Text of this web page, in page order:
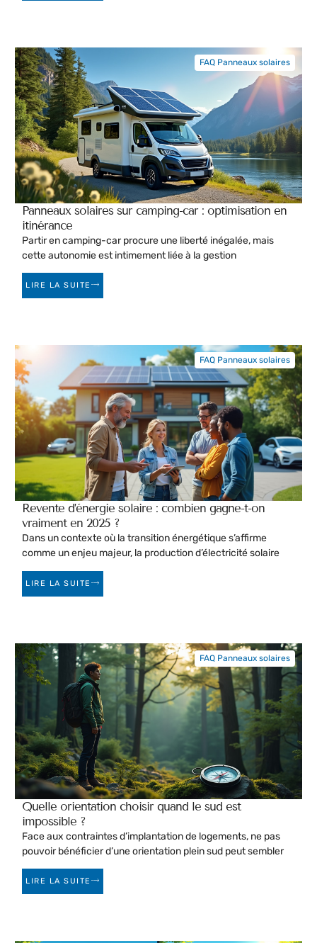
Panneaux solaires sur camping-car : optimisation en
itinérance
Partir en camping-car procure une liberté inégalée, mais
cette autonomie est intimement liée à la gestion
LIRE LA SUITE
FAQ Panneaux solaires
Revente d’énergie solaire : combien gagne-t-on
vraiment en 2025 ?
Dans un contexte où la transition énergétique s’affirme
comme un enjeu majeur, la production d’électricité solaire
LIRE LA SUITE
FAQ Panneaux solaires
Quelle orientation choisir quand le sud est
impossible ?
Face aux contraintes d’implantation de logements, ne pas
pouvoir bénéficier d’une orientation plein sud peut sembler
LIRE LA SUITE
FAQ Panneaux solaires